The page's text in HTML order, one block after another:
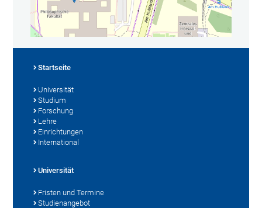
Startseite
Universität
Studium
Forschung
Lehre
Einrichtungen
International
Universität
Fristen und Termine
Studienangebot